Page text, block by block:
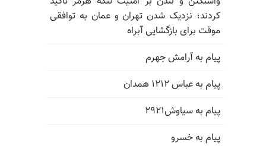
کردند؛ نزدیک شدن تهران و عمان به توافقی
موقت برای بازگشایی آبراه
پیام به آرامش جهرم
پیام به عباس ۱۲۱۲ همدان
پیام به سیاوش۲۹۲۱
پیام به خسرو